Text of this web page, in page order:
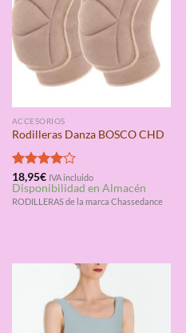
ACCESORIOS
Rodilleras Danza BOSCO CHD
Valorado
con4.00
de 5
18,95€ IVA incluido
Disponibilidad en Almacén
RODILLERAS de la marca Chassedance